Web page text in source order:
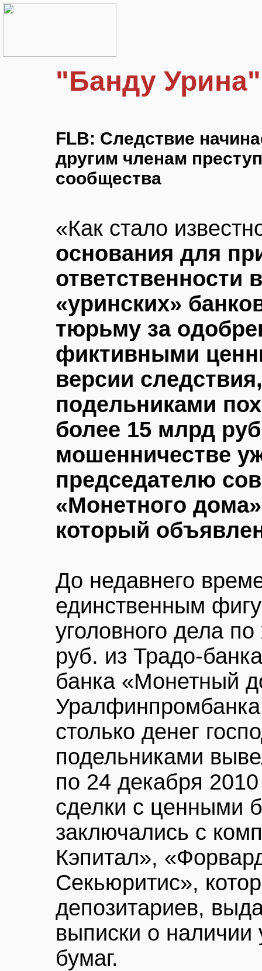
"Банду
FLB: Следствие
другим членам
сообщества
«Как стало
основания для
ответственности
«уринских»
тюрьму за
фиктивными
версии
подельниками
более 15 млрд
мошенничестве
председателю
«Монетного
который
До недавнего
единственным
уголовного дела
руб. из Традо-
банка «Монетный
столько денег
подельниками
по 24 декабря
сделки с ценными
заключались с
Кэпитал»,
Секьюритис»,
депозитариев,
выписки о наличии
бумаг.